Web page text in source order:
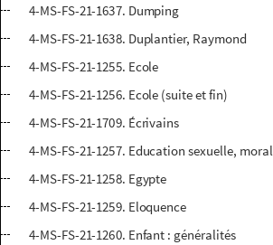
4-MS-FS-21-1637. Dumping
4-MS-FS-21-1638. Duplantier, Raymond
4-MS-FS-21-1255. Ecole
4-MS-FS-21-1256. Ecole (suite et fin)
4-MS-FS-21-1709. Écrivains
4-MS-FS-21-1257. Education sexuelle,
4-MS-FS-21-1258. Egypte
4-MS-FS-21-1259. Eloquence
4-MS-FS-21-1260. Enfant : généralités